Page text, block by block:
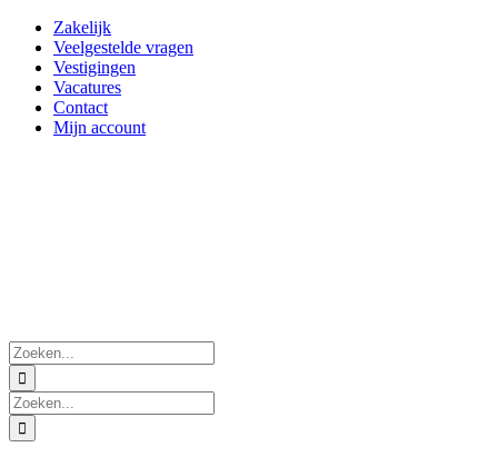
naar
inhoud
Zakelijk
Veelgestelde vragen
Vestigingen
Vacatures
Contact
Mijn account
Zoeken
naar:
Zoeken
naar: